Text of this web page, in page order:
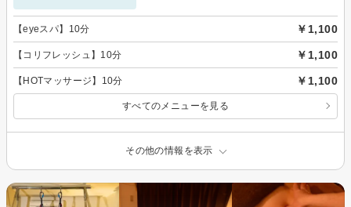
【eyeスパ】10分 ￥1,100
【コリフレッシュ】10分 ￥1,100
【HOTマッサージ】10分 ￥1,100
すべてのメニューを見る
その他の情報を表示